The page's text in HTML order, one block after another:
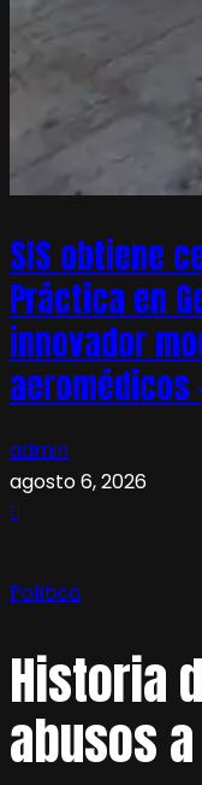
SIS obtiene
Práctica en
innovador
aeromédicos
admin
agosto 6, 2026
Política
Historia
abusos